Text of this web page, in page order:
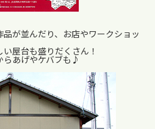
が並んだり、お店やワークショッ
屋台も盛りだくさん！
らあげやケバブも♪